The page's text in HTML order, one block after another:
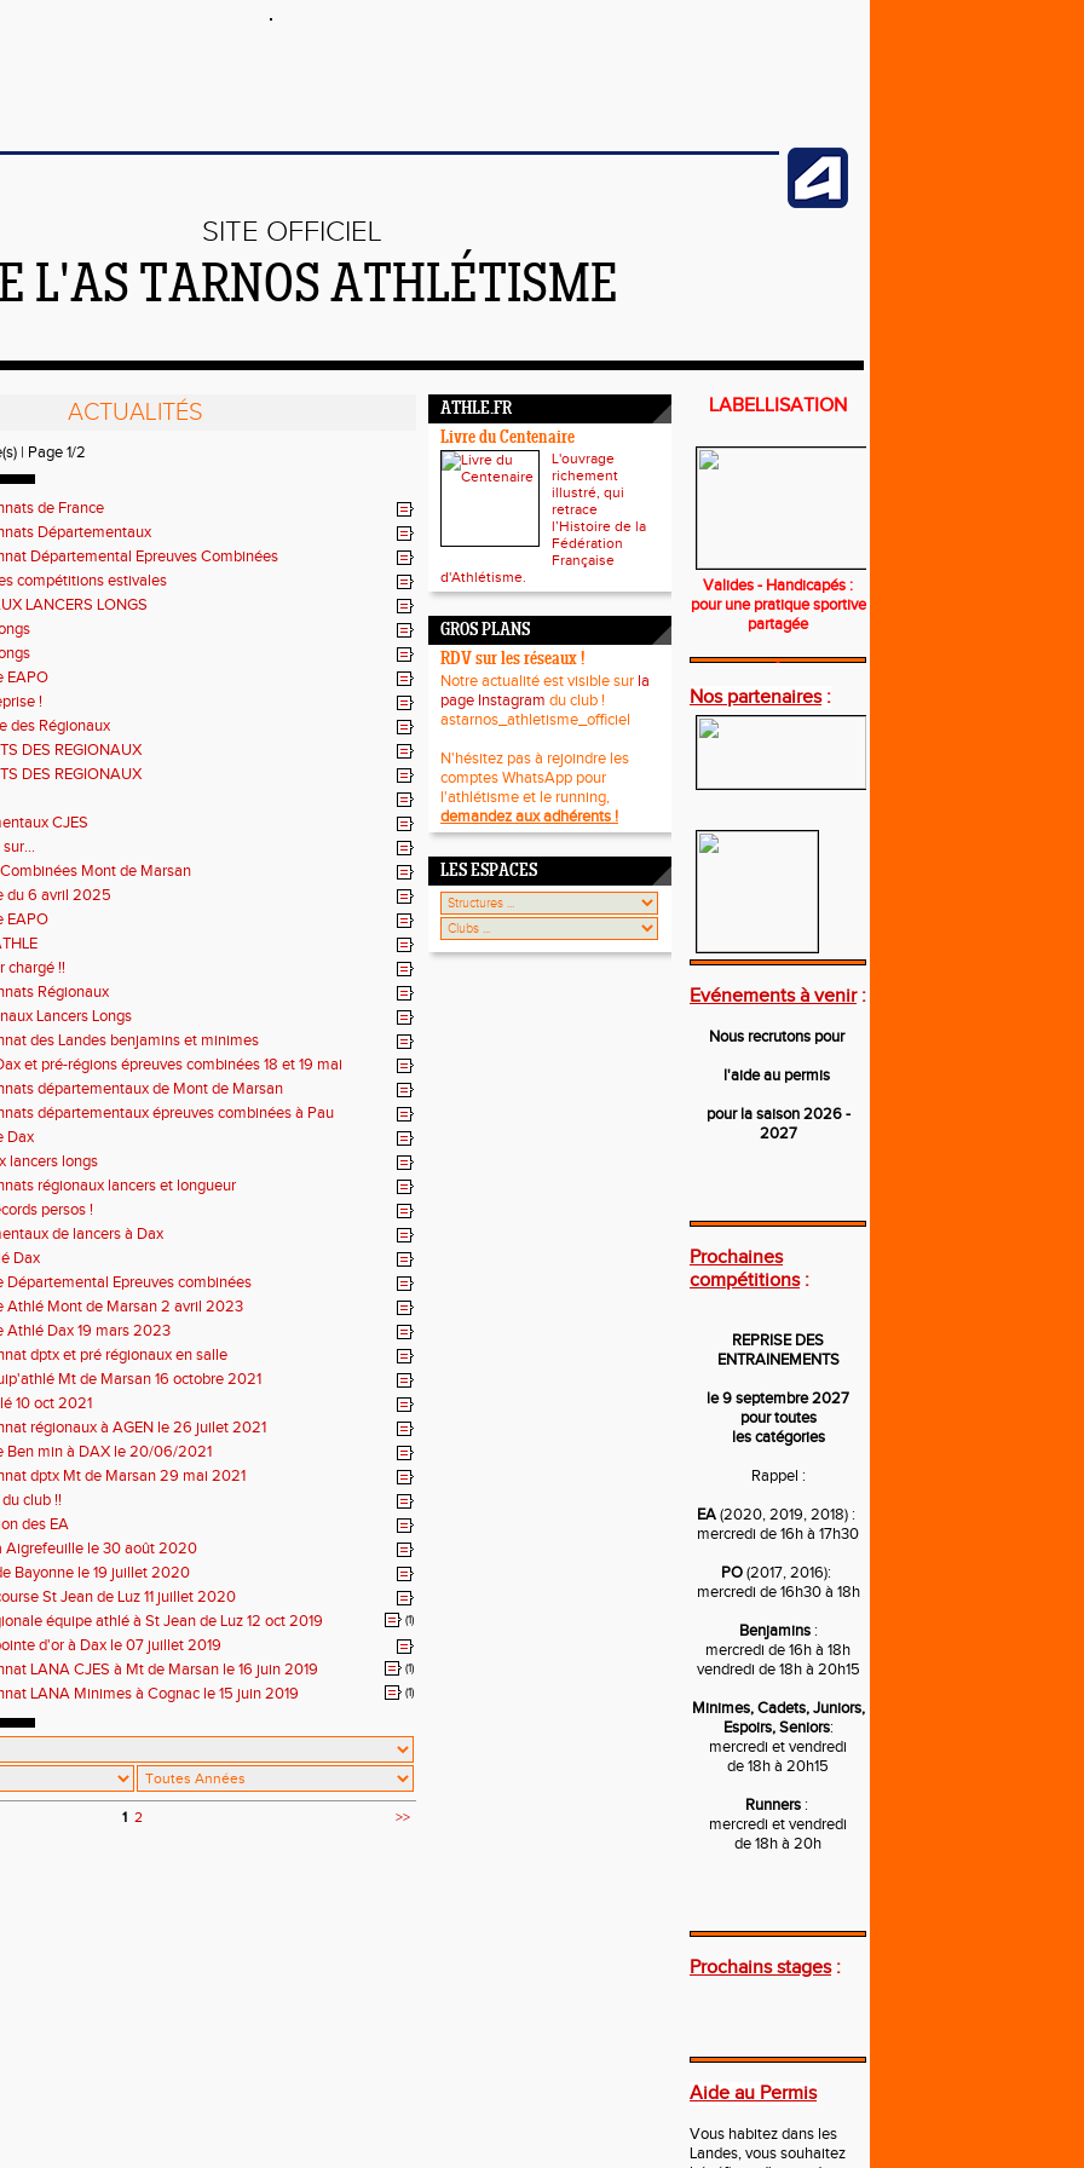
SITE OFFICIEL
L'AS TARNOS ATHLÉTISME
ACTUALITÉS
| Page 1/2
de France
Départementaux
Départemental Epreuves Combinées
compétitions estivales
LANCERS LONGS
EAPO
!
des Régionaux
DES REGIONAUX
DES REGIONAUX
CJES
Mont de Marsan
du 6 avril 2025
EAPO
chargé !!
Régionaux
Lancers Longs
des Landes benjamins et minimes
et pré-régions épreuves combinées 18 et 19 mai
départementaux de Mont de Marsan
départementaux épreuves combinées à Pau
Dax
lancers longs
régionaux lancers et longueur
persos !
de lancers à Dax
Dax
Départemental Epreuves combinées
Athlé Mont de Marsan 2 avril 2023
Athlé Dax 19 mars 2023
dptx et pré régionaux en salle
Mt de Marsan 16 octobre 2021
10 oct 2021
régionaux à AGEN le 26 juilet 2021
Ben min à DAX le 20/06/2021
dptx Mt de Marsan 29 mai 2021
club !!
des EA
Aigrefeuille le 30 août 2020
Bayonne le 19 juillet 2020
St Jean de Luz 11 juillet 2020
équipe athlé à St Jean de Luz 12 oct 2019 (1)
d'or à Dax le 07 juillet 2019
LANA CJES à Mt de Marsan le 16 juin 2019 (1)
LANA Minimes à Cognac le 15 juin 2019 (1)
1 2 >>
ATHLE.FR
Livre du Centenaire
L'ouvrage
richement
illustré, qui
retrace
l’Histoire de la
Fédération
Française
d'Athlétisme.
GROS PLANS
RDV sur les réseaux !
Notre actualité est visible sur la
page Instagram du club !
astarnos_athletisme_officiel
N'hésitez pas à rejoindre les
comptes WhatsApp pour
l'athlétisme et le running,
demandez aux adhérents !
LES ESPACES
LABELLISATION
Valides - Handicapés :
pour une pratique sportive
partagée
Nos partenaires:
Evénements à venir:
Nous recrutons pour
l'aide au permis
pour la saison 2026 -
2027
Prochaines
compétitions:
REPRISE DES
ENTRAINEMENTS
le 9 septembre 2027
pour toutes
les catégories
Rappel :
EA(2020, 2019, 2018) :
mercredi de 16h à 17h30
PO(2017, 2016):
mercredi de 16h30 à 18h
Benjamins:
mercredi de 16h à 18h
vendredi de 18h à 20h15
Minimes, Cadets, Juniors,
Espoirs, Seniors:
mercredi et vendredi
de 18h à 20h15
Runners:
mercredi et vendredi
de 18h à 20h
Prochains stages:
---
Aide au Permis
Vous habitez dans les
Landes, vous souhaitez